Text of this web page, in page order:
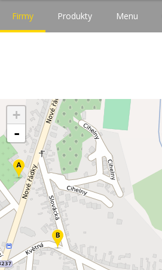
Firmy Produkty Menu
+
-